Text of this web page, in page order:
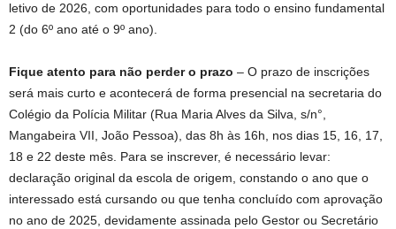
letivo de 2026, com oportunidades para todo o ensino fundamental
2 (do 6º ano até o 9º ano).
Fique atento para não perder o prazo – O prazo de inscrições
será mais curto e acontecerá de forma presencial na secretaria do
Colégio da Polícia Militar (Rua Maria Alves da Silva, s/n°,
Mangabeira VII, João Pessoa), das 8h às 16h, nos dias 15, 16, 17,
18 e 22 deste mês. Para se inscrever, é necessário levar:
declaração original da escola de origem, constando o ano que o
interessado está cursando ou que tenha concluído com aprovação
no ano de 2025, devidamente assinada pelo Gestor ou Secretário